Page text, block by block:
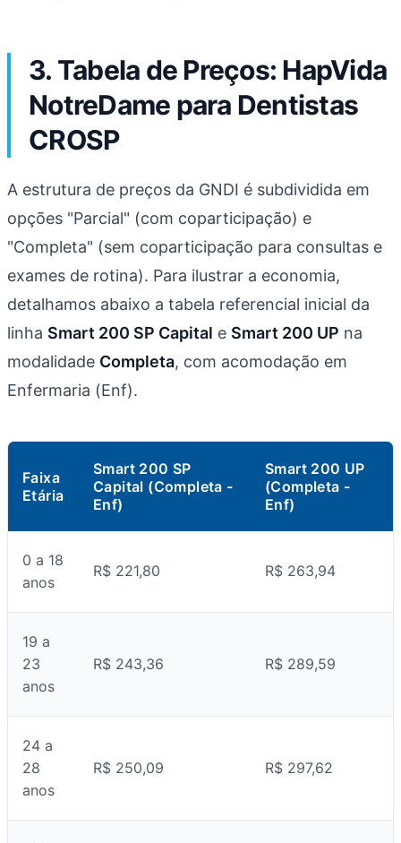
3. Tabela de Preços: HapVida
NotreDame para Dentistas
CROSP
A estrutura de preços da GNDI é subdividida em
opções "Parcial" (com coparticipação) e
"Completa" (sem coparticipação para consultas e
exames de rotina). Para ilustrar a economia,
detalhamos abaixo a tabela referencial inicial da
linha Smart 200 SP Capital e Smart 200 UP na
modalidade Completa, com acomodação em
Enfermaria (Enf).
Faixa
Etária
Smart 200 SP
Capital (Completa -
Enf)
Smart 200 UP
(Completa -
Enf)
0 a 18
anos
R$ 221,80 R$ 263,94
19 a
23
anos
R$ 243,36 R$ 289,59
24 a
28
anos
R$ 250,09 R$ 297,62